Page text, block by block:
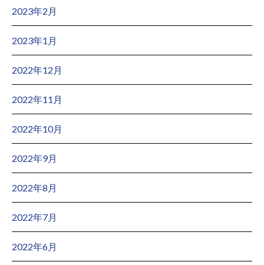
2023年2月
2023年1月
2022年12月
2022年11月
2022年10月
2022年9月
2022年8月
2022年7月
2022年6月